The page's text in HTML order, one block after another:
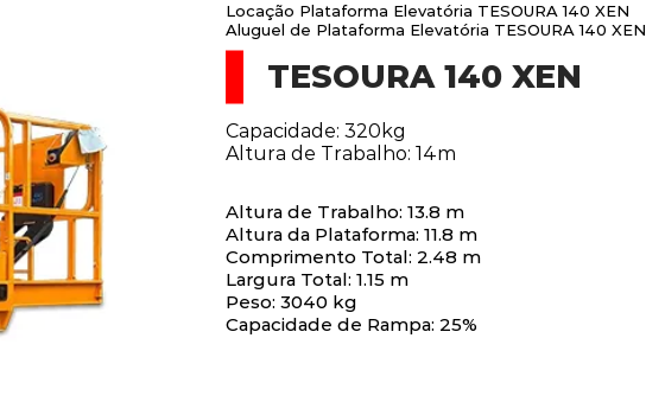
Locação Plataforma Elevatória TESOURA 140 XEN
Aluguel de Plataforma Elevatória TESOURA 140 XEN
TESOURA 140 XEN
Capacidade: 320kg
Altura de Trabalho: 14m
Altura de Trabalho: 13.8 m
Altura da Plataforma: 11.8 m
Comprimento Total: 2.48 m
Largura Total: 1.15 m
Peso: 3040 kg
Capacidade de Rampa: 25%